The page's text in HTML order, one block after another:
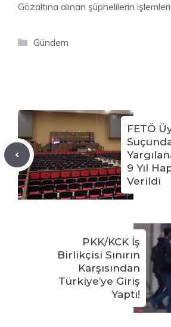
Gözaltına alınan şüphelilerin
Kategoriler
Gündem
FETÖ
9 Yıl
Verildi
PKK/KCK İş
Birlikçisi Sınırın
Karşısından
Türkiye’ye Giriş
Yaptı!